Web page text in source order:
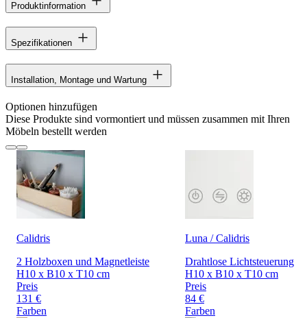
Produktinformation
Spezifikationen
Installation, Montage und Wartung
Optionen hinzufügen
Diese Produkte sind vormontiert und müssen zusammen mit Ihren
Möbeln bestellt werden
Calidris
2 Holzboxen und Magnetleiste
H10 x B10 x T10 cm
Preis
131 €
Farben
Luna / Calidris
Drahtlose Lichtsteuerung
H10 x B10 x T10 cm
Preis
84 €
Farben